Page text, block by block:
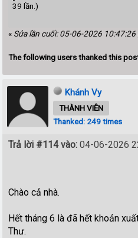
39 lần.)
« Sửa lần cuối: 05-06-2026
The following users thanked this
Khánh Vy
THÀNH VIÊN
Thanked: 249 times
Trả lời #114 vào: 04-06-2026
Chào cả nhà.
Hết tháng 6 là đã hết khoản
Thư.